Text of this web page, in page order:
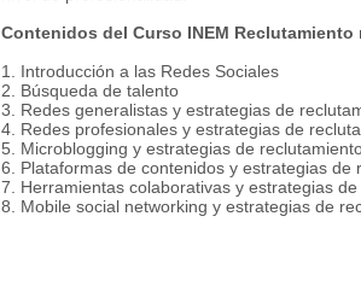
Contenidos del Curso INEM Reclutamiento
1. Introducción a las Redes Sociales
2. Búsqueda de talento
3. Redes generalistas y estrategias de
4. Redes profesionales y estrategias de
5. Microblogging y estrategias de
6. Plataformas de contenidos y estrategias de
7. Herramientas colaborativas y estrategias
8. Mobile social networking y estrategias de